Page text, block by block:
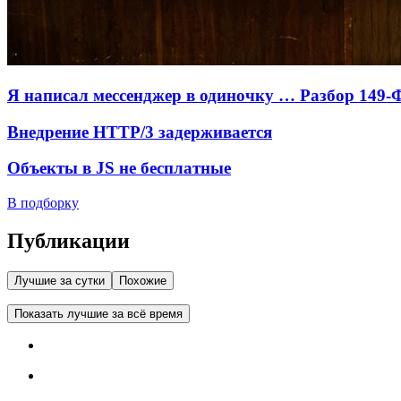
Я написал мессенджер в одиночку … Разбор 149-
Внедрение HTTP/3 задерживается
Объекты в JS не бесплатные
В подборку
Публикации
Лучшие за сутки Похожие
Показать лучшие за всё время